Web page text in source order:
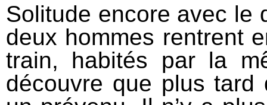
Solitude encore avec le
deux hommes rentrent
train, habités par la
découvre que plus tard